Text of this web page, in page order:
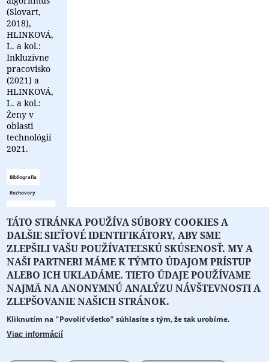
(Slovart,
2018),
HLINKOVÁ,
L. a kol.:
Inkluzívne
pracovisko
(2021) a
HLINKOVÁ,
L. a kol.:
Ženy v
oblasti
technológií
2021.
Bibliografia
Rozhovory
Zoznam
bibliografie
je prázdny
O PORTÁLI O DRUŽSTVE SPONZORI KONTAKT
Projekt z verejných fondov podporil
Cookie preferencie
TÁTO STRÁNKA POUŽÍVA SÚBORY COOKIES A
DALŠIE SIEŤOVÉ IDENTIFIKÁTORY, ABY SME
ZLEPŠILI VAŠU POUŽÍVATEĽSKÚ SKÚSENOSŤ. MY A
NAŠI PARTNERI MÁME K TÝMTO ÚDAJOM PRÍSTUP
ALEBO ICH UKLADÁME. TIETO ÚDAJE POUŽÍVAME
NAJMÄ NA ANONYMNÚ ANALÝZU NÁVŠTEVNOSTI A
ZLEPŠOVANIE NAŠICH STRÁNOK.
Kliknutím na "Povoliť všetko" súhlasíte s tým, že tak urobíme.
Viac informácií